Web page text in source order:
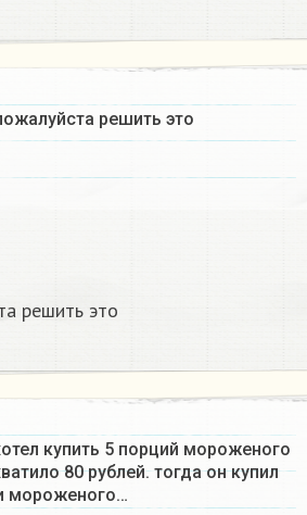
решить это
решить это
купить 5 порций мороженого
80 рублей. тогда он купил
мороженого…